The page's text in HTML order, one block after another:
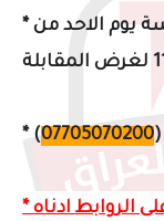
*يوم الاحد من
* (
07705070200
الروابط ادناه